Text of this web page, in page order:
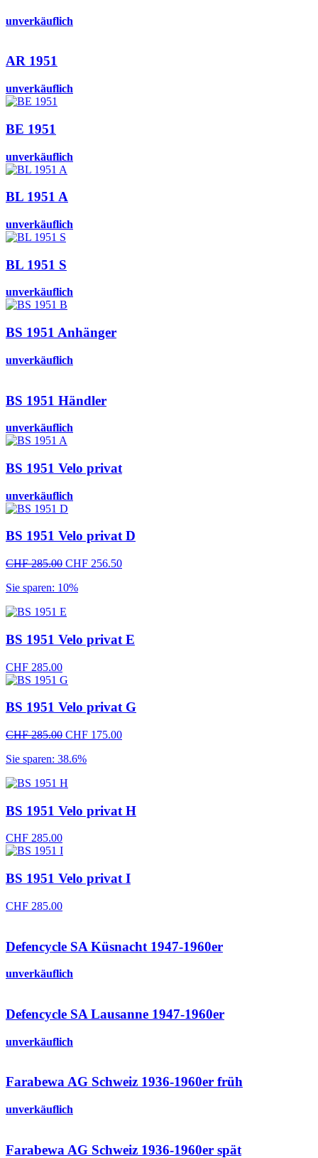
unverkäuflich
AR 1951
unverkäuflich
BE 1951
unverkäuflich
BL 1951 A
unverkäuflich
BL 1951 S
unverkäuflich
BS 1951 Anhänger
unverkäuflich
BS 1951 Händler
unverkäuflich
BS 1951 Velo privat
unverkäuflich
BS 1951 Velo privat D
CHF285.00 Ursprünglicher
war:
CHF 256.50Aktueller
Sie sparen: 10%
BS 1951 Velo privat E
CHF 285.00
BS 1951 Velo privat G
CHF285.00 Ursprünglicher
war:
CHF 175.00Aktueller
Sie sparen: 38.6%
BS 1951 Velo privat H
CHF 285.00
BS 1951 Velo privat I
CHF 285.00
Defencycle SA Küsnacht 1947-1960er
unverkäuflich
Defencycle SA Lausanne 1947-1960er
unverkäuflich
Farabewa AG Schweiz 1936-1960er früh
unverkäuflich
Farabewa AG Schweiz 1936-1960er spät